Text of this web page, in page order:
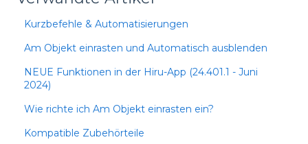
Kurzbefehle & Automatisierungen
Am Objekt einrasten und Automatisch ausblenden
NEUE Funktionen in der Hiru-App (24.401.1 - Juni
2024)
Wie richte ich Am Objekt einrasten ein?
Kompatible Zubehörteile